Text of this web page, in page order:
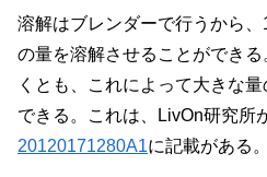
溶解はブレンダーで行うから
の量を溶解させることができ
くとも、これによって大きな
できる。これは、LivOn研究所
20120171280A1に記載がある。